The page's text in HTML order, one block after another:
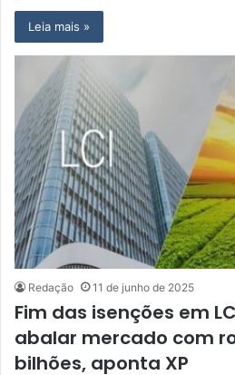
Leia mais »
Redação 11 de junho de 2025
Fim das isenções em
abalar mercado com
bilhões, aponta XP